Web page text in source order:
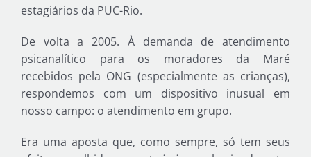
estagiários da PUC-Rio.
De volta a 2005. À demanda de atendimento
psicanalítico para os moradores da Maré
recebidos pela ONG (especialmente as crianças),
respondemos com um dispositivo inusual em
nosso campo: o atendimento em grupo.
Era uma aposta que, como sempre, só tem seus